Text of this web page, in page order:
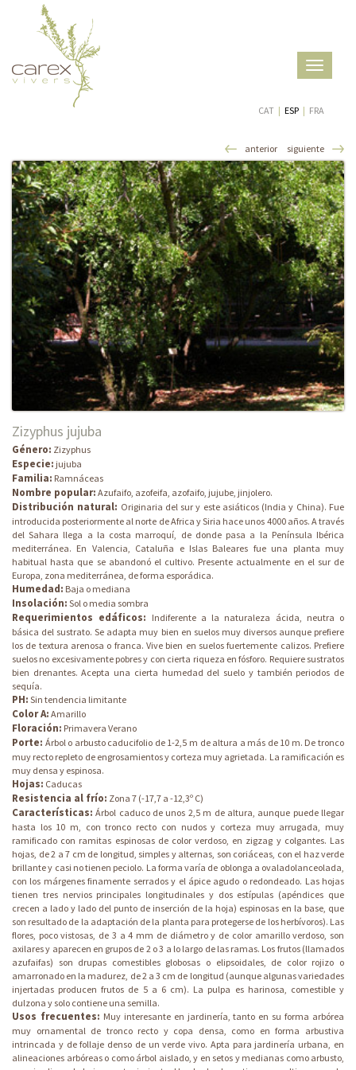
Toggle
CAT | ESP | FRA
anterior siguiente
Zizyphus jujuba
Género: Zizyphus
Especie: jujuba
Familia: Ramnáceas
Nombre popular: Azufaifo, azofeifa, azofaifo, jujube, jinjolero.
Distribución natural: Originaria del sur y este asiáticos (India y China). Fue
introducida posteriormente al norte de Africa y Siria hace unos 4000 años. A través
del Sahara llega a la costa marroquí, de donde pasa a la Península Ibérica
mediterránea. En Valencia, Cataluña e Islas Baleares fue una planta muy
habitual hasta que se abandonó el cultivo. Presente actualmente en el sur de
Europa, zona mediterránea, de forma esporádica.
Humedad: Baja o mediana
Insolación: Sol o media sombra
Requerimientos edáficos: Indiferente a la naturaleza ácida, neutra o
básica del sustrato. Se adapta muy bien en suelos muy diversos aunque prefiere
los de textura arenosa o franca. Vive bien en suelos fuertemente calizos. Prefiere
suelos no excesivamente pobres y con cierta riqueza en fósforo. Requiere sustratos
bien drenantes. Acepta una cierta humedad del suelo y también periodos de
sequía.
PH: Sin tendencia limitante
Color A: Amarillo
Floración: Primavera Verano
Porte: Árbol o arbusto caducifolio de 1-2,5 m de altura a más de 10 m. De tronco
muy recto repleto de engrosamientos y corteza muy agrietada. La ramificación es
muy densa y espinosa.
Hojas: Caducas
Resistencia al frío: Zona 7 (-17,7 a -12,3º C)
Características: Árbol caduco de unos 2,5 m de altura, aunque puede llegar
hasta los 10 m, con tronco recto con nudos y corteza muy arrugada, muy
ramificado con ramitas espinosas de color verdoso, en zigzag y colgantes. Las
hojas, de 2 a 7 cm de longitud, simples y alternas, son coriáceas, con el haz verde
brillante y casi no tienen peciolo. La forma varía de oblonga a ovaladolanceolada,
con los márgenes finamente serrados y el ápice agudo o redondeado. Las hojas
tienen tres nervios principales longitudinales y dos estípulas (apéndices que
crecen a lado y lado del punto de inserción de la hoja) espinosas en la base, que
son resultado de la adaptación de la planta para protegerse de los herbívoros). Las
flores, poco vistosas, de 3 a 4 mm de diámetro y de color amarillo verdoso, son
axilares y aparecen en grupos de 2 o 3 a lo largo de las ramas. Los frutos (llamados
azufaifas) son drupas comestibles globosas o elipsoidales, de color rojizo o
amarronado en la madurez, de 2 a 3 cm de longitud (aunque algunas variedades
injertadas producen frutos de 5 a 6 cm). La pulpa es harinosa, comestible y
dulzona y solo contiene una semilla.
Usos frecuentes: Muy interesante en jardinería, tanto en su forma arbórea
muy ornamental de tronco recto y copa densa, como en forma arbustiva
intrincada y de follaje denso de un verde vivo. Apta para jardinería urbana, en
alineaciones arbóreas o como árbol aislado, y en setos y medianas como arbusto,